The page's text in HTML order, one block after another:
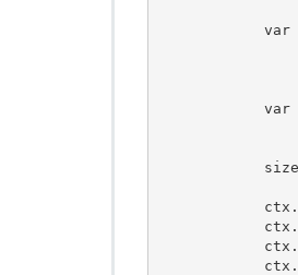
var
var
            size
            ctx
.
            ctx
.
            ctx
.
            ctx
.